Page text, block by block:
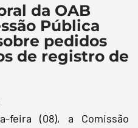
da OAB
Pública
pedidos
de registro de
feira (08), a Comissão